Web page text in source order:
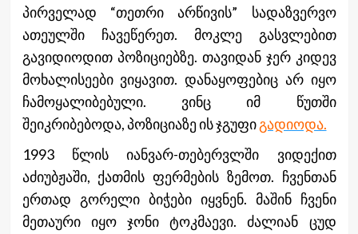
პირველად “თეთრი არწივის” სადაზვერვო
ათეულში ჩავეწერეთ. მოკლე გასვლებით
გავიდიოდით პოზიციებზე. თავიდან ჯერ კიდევ
მოხალისეები ვიყავით. დანაყოფებიც არ იყო
ჩამოყალიბებული. ვინც იმ წუთში
შეიკრიბებოდა, პოზიციაზე ის ჯგუფიგადიოდა.
1993 წლის იანვარ-თებერვლში ვიდექით
აძიუბჟაში, ქათმის ფერმების ზემოთ. ჩვენთან
ერთად გორელი ბიჭები იყვნენ. მაშინ ჩვენი
მეთაური იყო ჯონი ტოკმაევი. ძალიან ცუდ